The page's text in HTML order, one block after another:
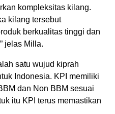
kompleksitas kilang.
kilang tersebut
berkualitas tinggi dan
jelas Milla.
satu wujud kiprah
Indonesia. KPI memiliki
dan Non BBM sesuai
itu KPI terus memastikan